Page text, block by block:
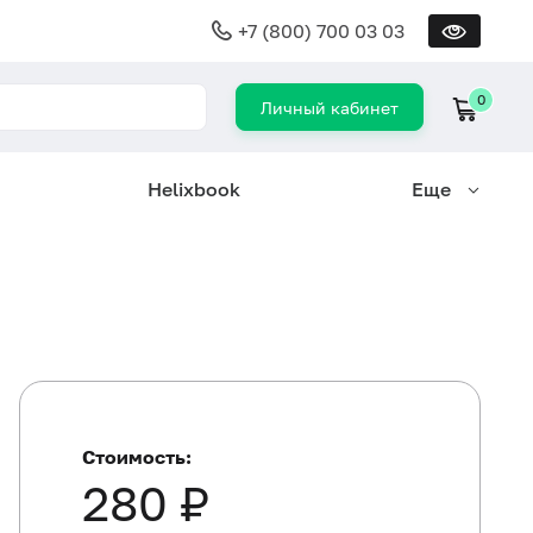
+7 (800) 700 03 03
Личный кабинет 0
Helixbook Еще
Стоимость:
280 ₽